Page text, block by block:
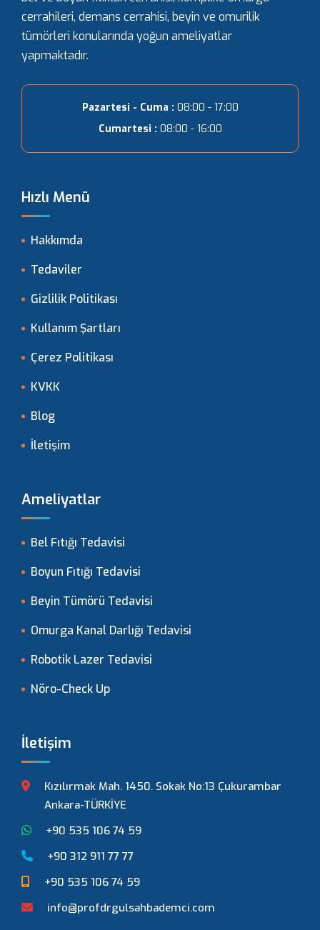
cerrahileri, demans cerrahisi, beyin ve omurilik
tümörleri konularında yoğun ameliyatlar
yapmaktadır.
Pazartesi - Cuma : 08:00 - 17:00
Cumartesi : 08:00 - 16:00
Hızlı Menü
Hakkımda
Tedaviler
Gizlilik Politikası
Kullanım Şartları
Çerez Politikası
KVKK
Blog
İletişim
Ameliyatlar
Bel Fıtığı Tedavisi
Boyun Fıtığı Tedavisi
Beyin Tümörü Tedavisi
Omurga Kanal Darlığı Tedavisi
Robotik Lazer Tedavisi
Nöro-Check Up
İletişim
Kızılırmak Mah. 1450. Sokak No:13 Çukurambar
Ankara-TÜRKİYE
+90 535 106 74 59
+90 312 911 77 77
+90 535 106 74 59
info@profdrgulsahbademci.com